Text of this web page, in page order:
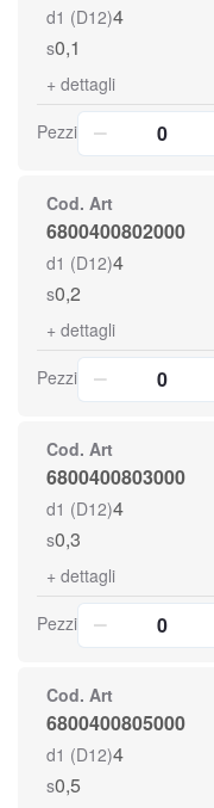
d1 (D12)4
s0,1
+ dettagli
Pezzi
Cod. Art
6800400802000
d1 (D12)4
s0,2
+ dettagli
Pezzi
Cod. Art
6800400803000
d1 (D12)4
s0,3
+ dettagli
Pezzi
Cod. Art
6800400805000
d1 (D12)4
s0,5